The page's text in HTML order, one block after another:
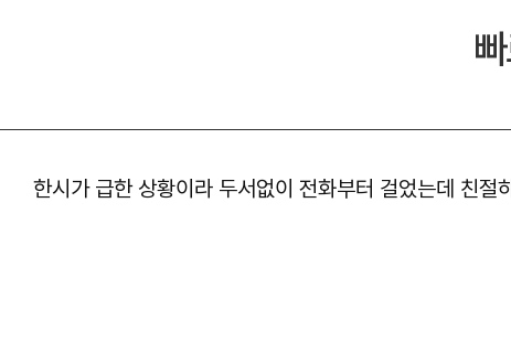
한시가 급한 상황이라 두서없이 전화부터 걸었는데 친